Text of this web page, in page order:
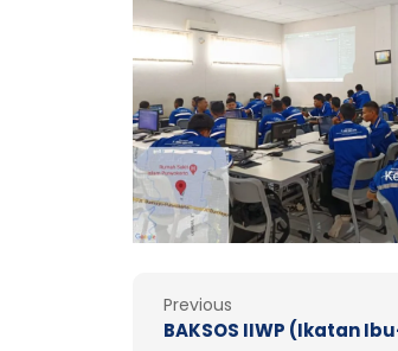
Prev
Previous